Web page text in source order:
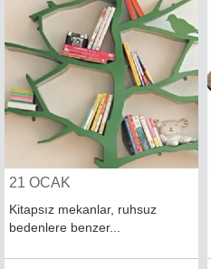
21 OCAK
Kitapsız mekanlar, ruhsuz
bedenlere benzer...